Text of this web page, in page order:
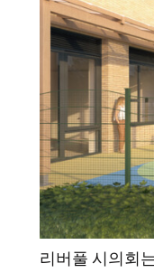
리버풀 시의회